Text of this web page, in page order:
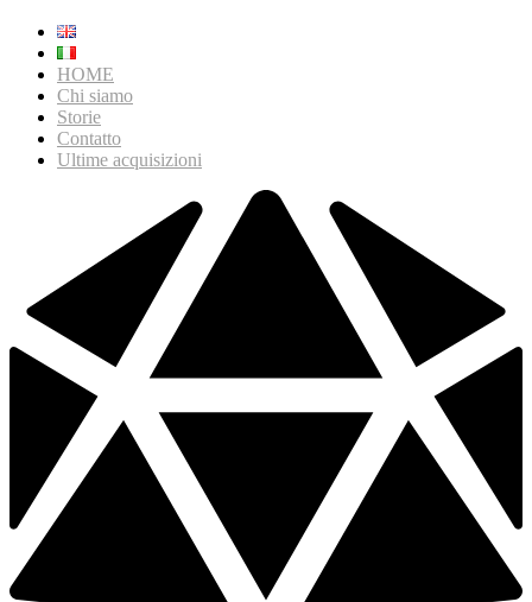
HOME
Chi siamo
Storie
Contatto
Ultime acquisizioni